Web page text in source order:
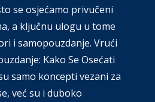
se osjećamo privučeni
a ključnu ulogu u tome
i samopouzdanje. Vrući
Kako Se Osećati
samo koncepti vezani za
već su i duboko